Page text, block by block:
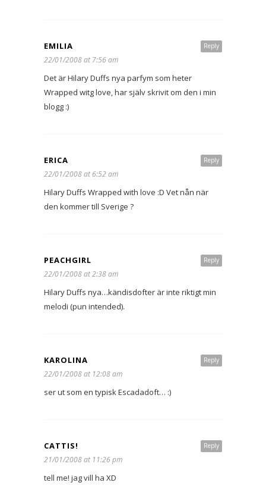
Reply
EMILIA
22/01/2008 at 7:56 am
Det är Hilary Duffs nya parfym som heter
Wrapped witg love, har själv skrivit om den i min
blogg :)
Reply
ERICA
22/01/2008 at 6:52 am
Hilary Duffs Wrapped with love :D Vet nån när
den kommer till Sverige ?
Reply
PEACHGIRL
22/01/2008 at 2:38 am
Hilary Duffs nya…kändisdofter är inte riktigt min
melodi (pun intended).
Reply
KAROLINA
22/01/2008 at 12:08 am
ser ut som en typisk Escadadoft… :)
Reply
CATTIS!
21/01/2008 at 11:26 pm
tell me! jag vill ha XD